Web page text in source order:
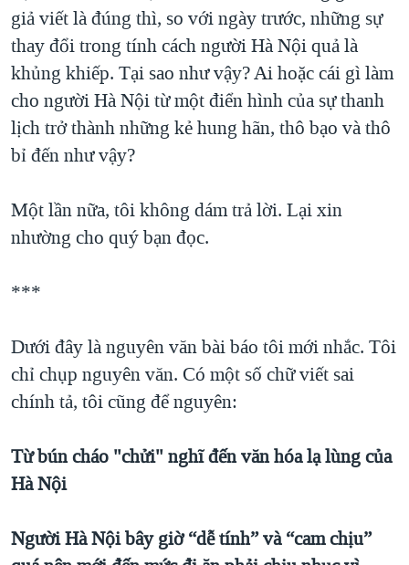
giả viết là đúng thì, so với ngày trước, những sự
thay đổi trong tính cách người Hà Nội quả là
khủng khiếp. Tại sao như vậy? Ai hoặc cái gì làm
cho người Hà Nội từ một điển hình của sự thanh
lịch trở thành những kẻ hung hãn, thô bạo và thô
bỉ đến như vậy?
Một lần nữa, tôi không dám trả lời. Lại xin
nhường cho quý bạn đọc.
***
Dưới đây là nguyên văn bài báo tôi mới nhắc. Tôi
chỉ chụp nguyên văn. Có một số chữ viết sai
chính tả, tôi cũng để nguyên:
Từ bún cháo "chửi" nghĩ đến văn hóa lạ lùng của
Hà Nội
Người Hà Nội bây giờ “dễ tính” và “cam chịu”